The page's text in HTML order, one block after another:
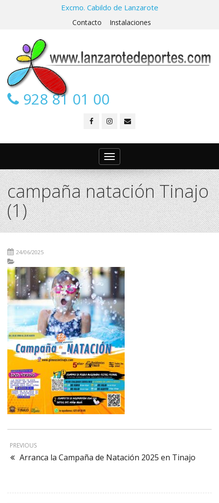
Excmo. Cabildo de Lanzarote
Contacto Instalaciones
928 81 01 00
Toggle
navigation
campaña natación Tinajo
(1)
24/06/2025
PREVIOUS
Arranca la Campaña de Natación 2025 en Tinajo